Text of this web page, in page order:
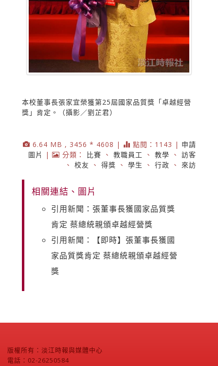
本校董事長張家宜榮獲第25屆國家品質獎「卓越經營
獎」肯定。（攝影／劉芷君）
6.64 MB , 3456 * 4608 | 點閱：1143 | 申請
圖片
| 分類： 比賽 、 教職員工 、 教學 、 訪客
、 校友 、 得獎 、 學生 、 行政 、 來訪
相關連結、圖片
引用新聞：張董事長獲國家品質獎
肯定 蔡總統親頒卓越經營獎
引用新聞：【即時】張董事長獲國
家品質獎肯定 蔡總統親頒卓越經營
獎
版權所有：淡江時報與媒體中心
電話：02-26250584